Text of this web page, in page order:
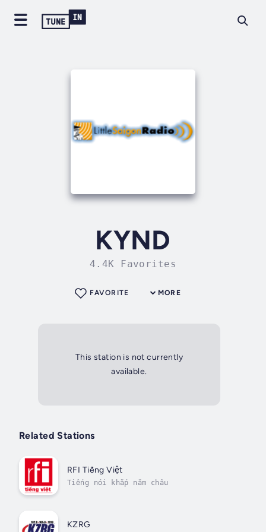
KYND
4.4K Favorites
MORE
FAVORITE
This station is not currently
available.
Related Stations
RFI Tiếng Việt
Tiếng nói khắp năm châu
KZRG